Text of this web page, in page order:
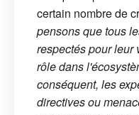
certain nombre de
pensons que tous
respectés pour leur
rôle dans
conséquent, les
directives ou